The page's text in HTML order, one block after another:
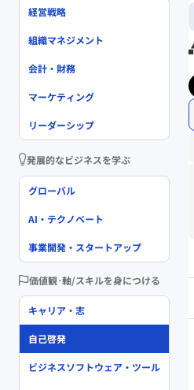
経営戦略
組織マネジメント
会計・財務
マーケティング
リーダーシップ
発展的なビジネスを学ぶ
グローバル
AI・テクノベート
事業開発・スタートアップ
価値観･軸/スキルを身につける
キャリア・志
自己啓発
ビジネスソフトウェア・ツール